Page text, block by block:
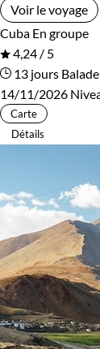
Voir le voyage
Cuba En groupe
4,24 / 5
13 jours
14/11/2026
Carte
Détails